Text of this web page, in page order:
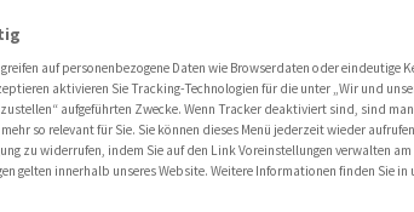
in Brüssel im Fokus
auf personenbezogene Daten wie Browserdaten oder eindeutige
aktivieren Sie Tracking-Technologien für die unter „Wir und
aufgeführten Zwecke. Wenn Tracker deaktiviert sind, sind
so relevant für Sie. Sie können dieses Menü jederzeit wieder
zu widerrufen, indem Sie auf den Link Voreinstellungen verwalten am
gelten innerhalb unseres Website. Weitere Informationen finden Sie in